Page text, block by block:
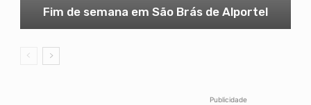
Fim de semana em São Brás de Alportel
Publicidade